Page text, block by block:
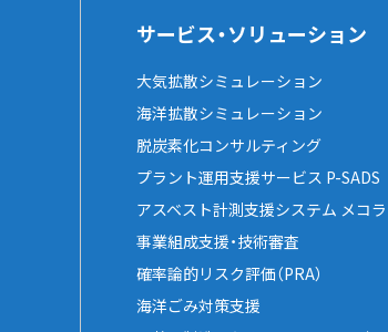
サービス・ソリューション
大気拡散シミュレーション
海洋拡散シミュレーション
脱炭素化コンサルティング
プラント運用支援サービス P-SADS
アスベスト計測支援システム メコ
事業組成支援・技術審査
確率論的リスク評価（PRA）
海洋ごみ対策支援